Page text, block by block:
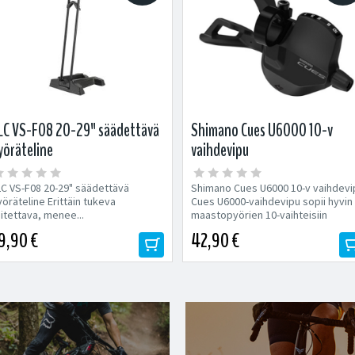
VS-F08 20-29" säädettävä
VS-F08 20-29" säädettävä
Erittäin tukeva
menee...
€
Shimano Cues U6000 10-v
vaihdevipu
Shimano Cues U6000 10-v
Cues U6000-vaihdevipu sopii hyvin
maastopyörien 10-vaihteisiin
42,90 €